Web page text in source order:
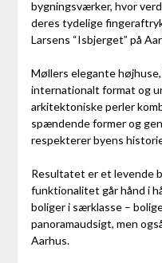
bygningsværker, hvor
deres tydelige
Larsens “Isbjerget” på
Møllers elegante
internationalt format og
arkitektoniske perler
spændende former og
respekterer byens
Resultatet er et levende
funktionalitet går hånd i
boliger i særklasse –
panoramaudsigt, men
Aarhus.